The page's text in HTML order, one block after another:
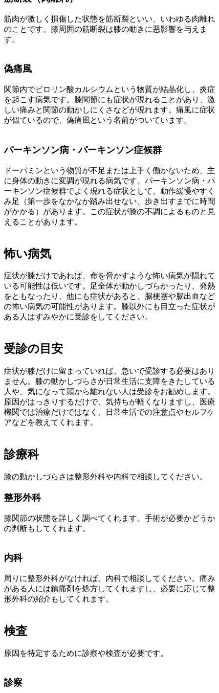
筋肉が激しく損傷した状態を筋断裂といい、いわゆる肉離れ
のことです。膝周囲の筋断裂は膝の動きに悪影響を与えま
す。
偽痛風
関節内でピロリン酸カルシウムという物質が結晶化し、炎症
を起こす病気です。膝関節にも症状が現れることがあり、激
しい痛みと関節の動かしにくさなどが現れます。痛風に症状
が似ているので、偽痛風という名前がついています。
パーキンソン病・パーキンソン症候群
ドーパミンという物質が不足または上手く働かないため、主
に身体の動きに変調が現れる病気です。パーキンソン病・パ
ーキンソン症候群でよく現れる症状として、動作緩慢やすく
み足（第一歩をなかなか踏み出せない、歩き出すまでに時間
がかかる）があります。この症状が膝の不調によるものと見
えることがあります。
怖い病気
症状が膝だけであれば、命を脅かすような怖い病気が隠れて
いる可能性は低いです。足全体が動かしづらかったり、発熱
をともなったり、他にも症状があると、脳梗塞や脳出血など
の怖い病気の可能性があります。膝以外にも目立った症状が
ある人はすみやかに受診をしてください。
受診の目安
症状が膝だけに留まっていれば、急いで受診する必要はあり
ません。膝の動かしづらさが日常生活に支障をきたしている
人や、気になって頭から離れない人は受診をお勧めします。
原因がはっきりするだけで、気持ちが軽くなりますし、医療
機関では治療だけではなく、日常生活での注意点やセルフケ
アなどを教えてくれます。
診療科
膝の動かしづらさは整形外科や内科で相談してください。
整形外科
膝関節の状態を詳しく調べてくれます。手術が必要かどうか
の判断もしてくれます。
内科
周りに整形外科がなければ、内科で相談してください。痛み
がある人には鎮痛剤を処方してくれますし、必要に応じて整
形外科の紹介もしてくれます。
検査
原因を特定するために診察や検査が必要です。
診察